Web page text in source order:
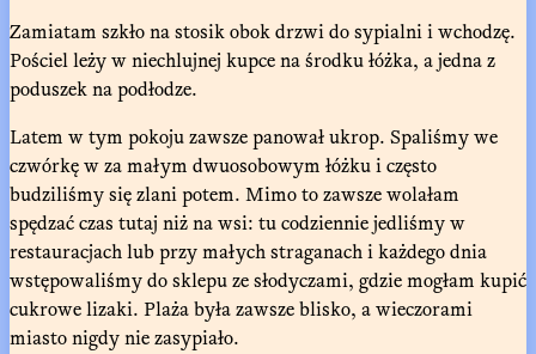
Zamiatam szkło na stosik obok drzwi do sypialni i wchodzę.
Pościel leży w niechlujnej kupce na środku łóżka, a jedna z
poduszek na podłodze.
Latem w tym pokoju zawsze panował ukrop. Spaliśmy we
czwórkę w za małym dwuosobowym łóżku i często
budziliśmy się zlani potem. Mimo to zawsze wolałam
spędzać czas tutaj niż na wsi: tu codziennie jedliśmy w
restauracjach lub przy małych straganach i każdego dnia
wstępowaliśmy do sklepu ze słodyczami, gdzie mogłam kupić
cukrowe lizaki. Plaża była zawsze blisko, a wieczorami
miasto nigdy nie zasypiało.